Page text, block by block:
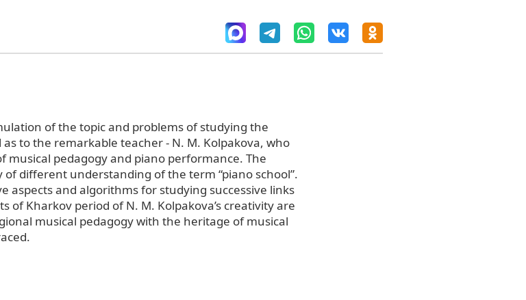
of the topic and problems of studying the
to the remarkable teacher - N. M. Kolpakova, who
musical pedagogy and piano performance. The
different understanding of the term “piano school”.
aspects and algorithms for studying successive links
of Kharkov period of N. M. Kolpakova’s creativity are
musical pedagogy with the heritage of musical